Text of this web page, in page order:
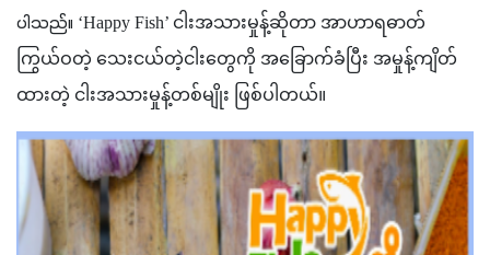
ပါသည်။ ‘Happy Fish’ ငါးအသားမှုန့်ဆိုတာ အာဟာရဓာတ်
ကြွယ်ဝတဲ့ သေးငယ်တဲ့ငါးတွေကို အခြောက်ခံပြီး အမှုန့်ကျိတ်
ထားတဲ့ ငါးအသားမှုန့်တစ်မျိုး ဖြစ်ပါတယ်။